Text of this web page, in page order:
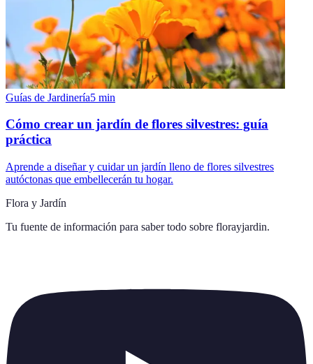
Guías de Jardinería5 min
Cómo crear un jardín de flores silvestres: guía
práctica
Aprende a diseñar y cuidar un jardín lleno de flores silvestres
autóctonas que embellecerán tu hogar.
Flora y Jardín
Tu fuente de información para saber todo sobre florayjardin.